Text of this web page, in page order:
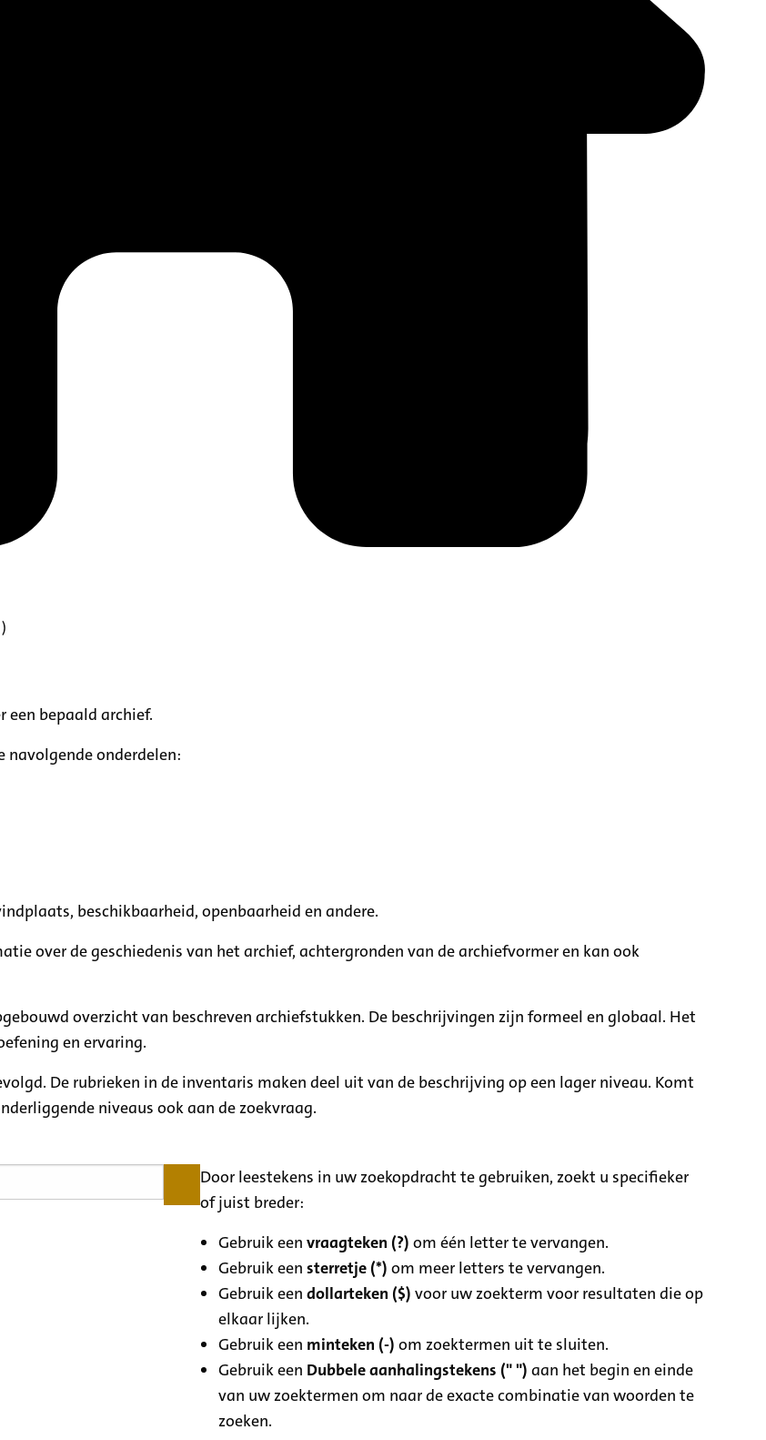
bepaald archief.
navolgende onderdelen:
beschikbaarheid, openbaarheid en andere.
over de geschiedenis van het archief, achtergronden van de archiefvormer en kan ook
overzicht van beschreven archiefstukken. De beschrijvingen zijn formeel en globaal. Het
en ervaring.
De rubrieken in de inventaris maken deel uit van de beschrijving op een lager niveau. Komt
niveaus ook aan de zoekvraag.
Door leestekens in uw zoekopdracht te gebruiken, zoekt u specifieker
of juist breder:
Gebruik eenvraagteken (?) om één letter te vervangen.
Gebruik eensterretje (*) om meer letters te vervangen.
Gebruik eendollarteken ($) voor uw zoekterm voor resultaten die op
elkaar lijken.
Gebruik een minteken (-) om zoektermen uit te sluiten.
Gebruik een Dubbele aanhalingstekens (" ") aan het begin en einde
van uw zoektermen om naar de exacte combinatie van woorden te
zoeken.